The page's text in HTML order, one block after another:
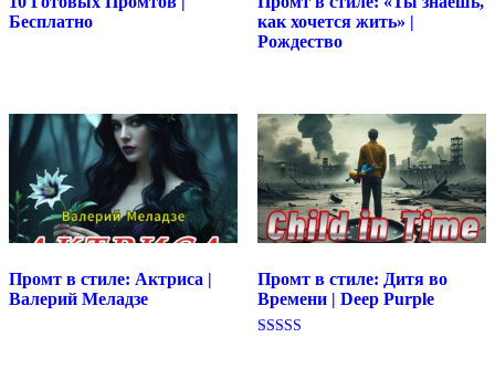
Бесплатно
как хочется жить» |
Рождество
Промт в стиле: Актриса |
Валерий Меладзе
Промт в стиле: Дитя во
Времени | Deep Purple